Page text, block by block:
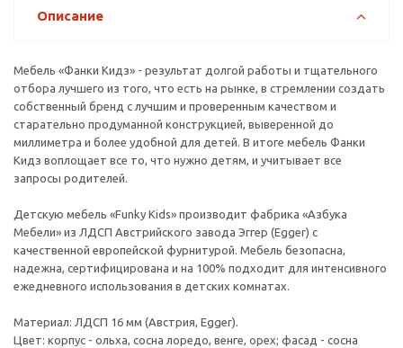
Описание
Мебель «Фанки Кидз» - результат долгой работы и тщательного
отбора лучшего из того, что есть на рынке, в стремлении создать
собственный бренд с лучшим и проверенным качеством и
старательно продуманной конструкцией, выверенной до
миллиметра и более удобной для детей. В итоге мебель Фанки
Кидз воплощает все то, что нужно детям, и учитывает все
запросы родителей.
Детскую мебель «Funky Kids» производит фабрика «Азбука
Мебели» из ЛДСП Австрийского завода Эггер (Egger) с
качественной европейской фурнитурой. Мебель безопасна,
надежна, сертифицирована и на 100% подходит для интенсивного
ежедневного использования в детских комнатах.
Материал: ЛДСП 16 мм (Австрия, Egger).
Цвет: корпус - ольха, сосна лоредо, венге, орех; фасад - сосна